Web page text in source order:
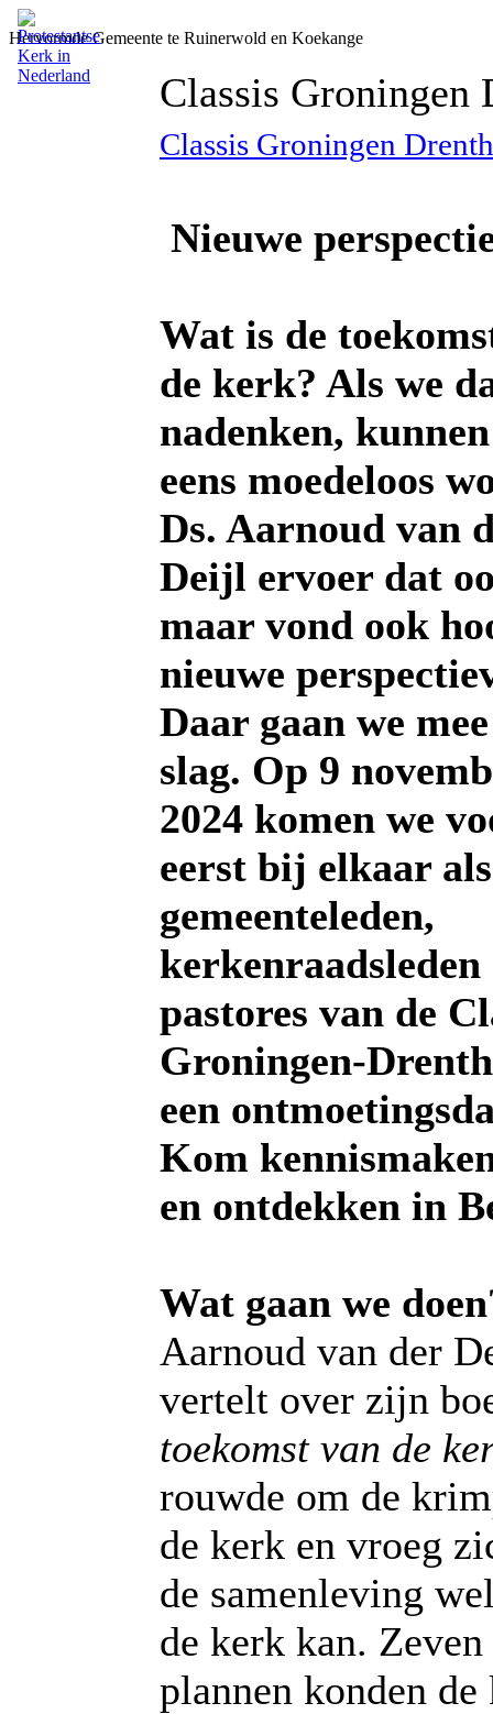
Hervormde Gemeente te Ruinerwold en Koekange
Classis Groningen
Classis Groningen
Nieuwe
Wat is de
de kerk? Als we
nadenken,
eens moedeloos
Ds. Aarnoud van
Deijl ervoer dat
maar vond ook
nieuwe
Daar gaan we
slag. Op 9
2024 komen we
eerst bij elkaar als
gemeenteleden,
kerkenraadsleden
pastores van de
Groningen-
een
Kom
en ontdekken in
Wat gaan we
Aarnoud van der
vertelt over zijn
toekomst van de
rouwde om de
de kerk en vroeg
de samenleving
de kerk kan. Zeven
plannen konden de